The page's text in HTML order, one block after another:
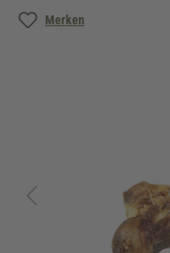
Merken
Bildergalerie überspringen